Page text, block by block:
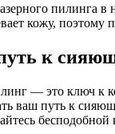
пилинга в
кожу, поэтому
к
— это ключ к
ваш путь к